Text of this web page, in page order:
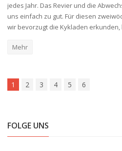
jedes Jahr. Das Revier und die
uns einfach zu gut. Für diesen
wir bevorzugt die Kykladen
Mehr
1 2 3 4 5 6
FOLGE UNS